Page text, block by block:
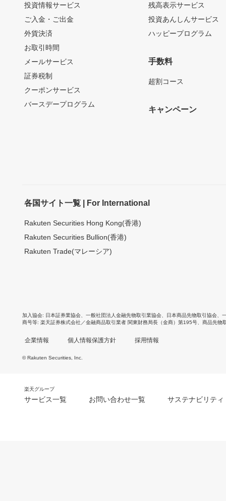
投資情報サービス
ご入金・ご出金
外貨決済
お取引時間
メールサービス
証券税制
クーポンサービス
バースデープログラム
残高表示サービス
投資あんしんサービス
ハッピープログラム
手数料
超割コース
キャンペーン
各国サイト一覧 | For International
Rakuten Securities Hong Kong(香港)
Rakuten Securities Bullion(香港)
Rakuten Trade(マレーシア)
加入協会 日本証券業協会 一般社団法人金融先物取引業協会 日本商品先物取引協会
商号等 楽天証券株式会社／金融商品取引業者 関東財務局長（金商）第195号、商品先物
企業情報 個人情報保護方針 採用情報
© Rakuten Securities, Inc.
楽天グループ
サービス一覧 お問い合わせ一覧 サステナビリティ